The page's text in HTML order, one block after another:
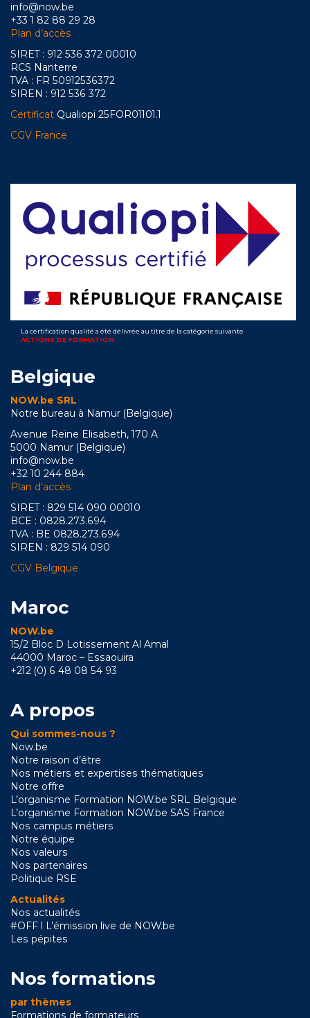
info@now.be
+33 1 82 88 29 28
Plan d’accès
SIRET : 912 536 372 00010
RCS Nanterre
TVA : FR 50912536372
SIREN : 912 536 372
Certificat Qualiopi 25FOR01101.1
CGV France
La certification qualité a été délivrée au titre de la catégorie suivante
ACTIONS DE FORMATION
Belgique
NOW.be SRL
Notre bureau à Namur (Belgique)
Avenue Reine Elisabeth, 170 A
5000 Namur (Belgique)
info@now.be
+32 10 244 884
Plan d’accès
SIRET : 829 514 090 00010
BCE : 0828.273.694
TVA : BE 0828.273.694
SIREN : 829 514 090
CGV Belgique
Maroc
NOW.be
15/2 Bloc D Lotissement Al Amal
44000 Maroc – Essaouira
+212 (0) 6 48 08 54 93
A propos
Qui sommes-nous ?
Now.be
Notre raison d’être
Nos métiers et expertises thématiques
Notre offre
L’organisme Formation NOW.be SRL Belgique
L’organisme Formation NOW.be SAS France
Nos campus métiers
Notre équipe
Nos valeurs
Nos partenaires
Politique RSE
Actualités
Nos actualités
#OFF l L’émission live de NOW.be
Les pépites
Nos formations
par thèmes
Formations de formateurs